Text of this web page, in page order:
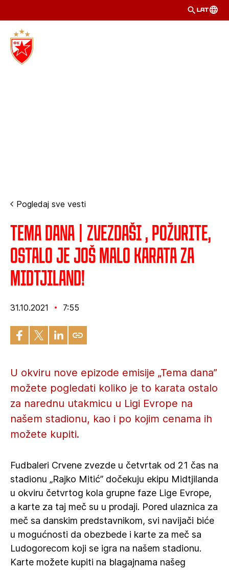
LAT
Pogledaj sve vesti
Tema dana | Zvezdaši , požurite,
ostalo je još malo karata za
Midtjiland!
31.10.2021 7:55
U okviru nove epizode emisije „Tema dana”
možete pogledati koliko je to karata ostalo
za narednu utakmicu u Ligi Evrope na
našem stadionu, kao i po kojim cenama ih
možete kupiti.
Fudbaleri Crvene zvezde u četvrtak od 21 čas na
stadionu „Rajko Mitić” dočekuju ekipu Midtjilanda
u okviru četvrtog kola grupne faze Lige Evrope,
a karte za taj meč su u prodaji. Pored ulaznica za
meč sa danskim predstavnikom, svi navijači biće
u mogućnosti da obezbede i karte za meč sa
Ludogorecom koji se igra na našem stadionu.
Karte možete kupiti na blagajnama našeg